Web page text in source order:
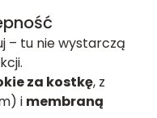
– tu nie wystarczą
za kostkę, z
i membraną